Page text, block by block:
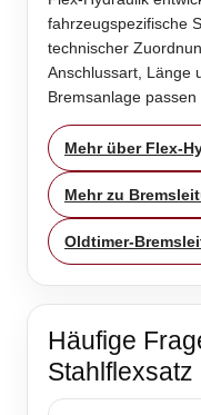
fahrzeugspezifische
technischer
Anschlussart, Länge
Bremsanlage passen
Mehr über Flex-
Mehr zu
Oldtimer-
Häufige
Stahlflexsatz